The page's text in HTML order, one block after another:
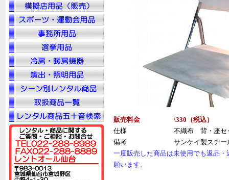
販売料金 \330（税込）
仕様
不織布 背・座セ
備考
サンケイ製スチ
一度販売した商品は未使用でも返品
願います。